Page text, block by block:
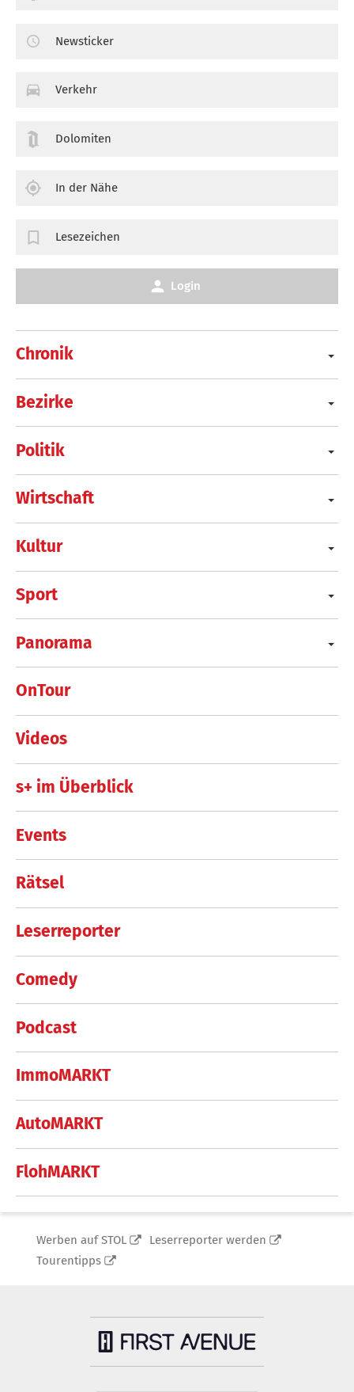
Chronik
Bezirke
Politik
Wirtschaft
Kultur
Sport
Panorama
OnTour
Videos
s+ im Überblick
Events
Rätsel
Leserreporter
Comedy
Podcast
ImmoMARKT
AutoMARKT
FlohMARKT
Newsticker
Verkehr
Dolomiten
In der Nähe
Lesezeichen
Login
Werben auf STOL
Leserreporter werden
Tourentipps